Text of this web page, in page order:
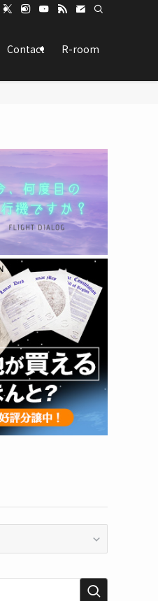
Contact R-room